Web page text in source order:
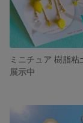
展示中